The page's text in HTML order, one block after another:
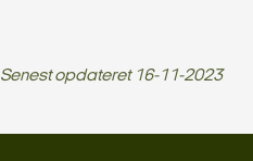
Senest opdateret 16-11-2023